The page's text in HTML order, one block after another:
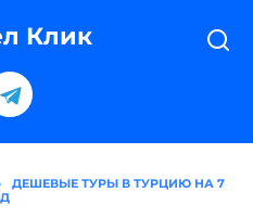
Клик
ДЕШЕВЫЕ ТУРЫ В ТУРЦИЮ НА 7